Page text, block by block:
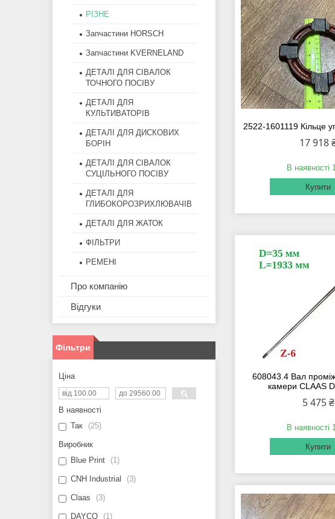
2522-1601119 Кільце
17 918
В наявності
Купити
608043.4 Вал
камери CLAAS
5 475 ₴
В наявності
Купити
РІЗНЕ
Запчастини HORSCH
Запчастини KVERNELAND
ДЕТАЛІ ДЛЯ СІВАЛОК
ТОЧНОГО ПОСІВУ
ДЕТАЛІ ДЛЯ
КУЛЬТИВАТОРІВ
ДЕТАЛІ ДЛЯ ДИСКОВИХ
БОРІН
ДЕТАЛІ ДЛЯ СІВАЛОК
СУЦІЛЬНОГО ПОСІВУ
ДЕТАЛІ ДЛЯ
ГЛИБОКОРОЗРИХЛЮВАЧІВ
ДЕТАЛІ ДЛЯ ЖАТОК
ФІЛЬТРИ
РЕМЕНІ
Про компанію
Відгуки
Фільтри
Ціна
В наявності
Так
25
Виробник
Blue Print
1
CNH Industrial 3
Claas 3
DAYCO 1